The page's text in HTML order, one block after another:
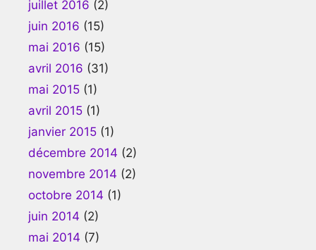
juillet 2016 (2)
juin 2016 (15)
mai 2016 (15)
avril 2016 (31)
mai 2015 (1)
avril 2015 (1)
janvier 2015 (1)
décembre 2014 (2)
novembre 2014 (2)
octobre 2014 (1)
juin 2014 (2)
mai 2014 (7)